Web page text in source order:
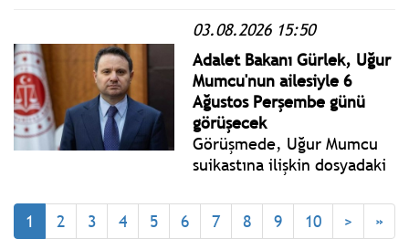
gazeteci Tahir Sarıkaya
hakkında gözaltı kararı
verildi.
03.08.2026 15:50
Adalet Bakanı Gürlek, Uğur
Mumcu'nun ailesiyle 6
Ağustos Perşembe günü
görüşecek
Görüşmede, Uğur Mumcu
suikastına ilişkin dosyadaki
yeni çalışmaların ele
alınması bekleniyor.
1 2 3 4 5 6 7 8 9 10 > »